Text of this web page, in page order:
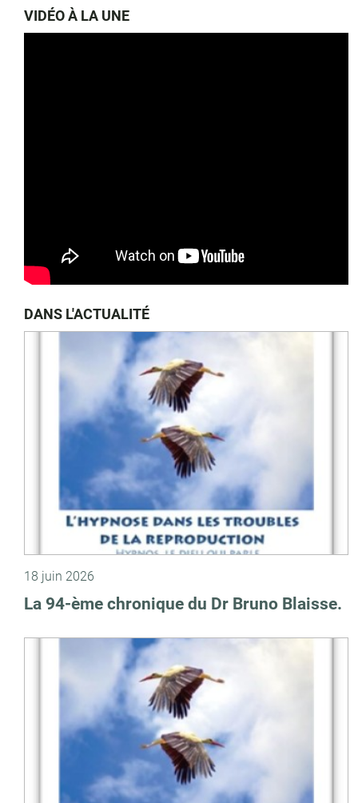
VIDÉO À LA UNE
DANS L'ACTUALITÉ
18 juin 2026
La 94-ème chronique du Dr Bruno Blaisse.